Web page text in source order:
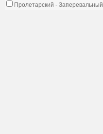
Пролетарский - Заперевальный